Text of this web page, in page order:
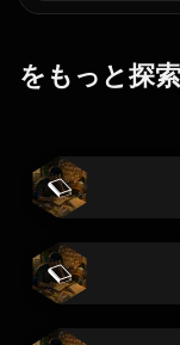
をもっと探